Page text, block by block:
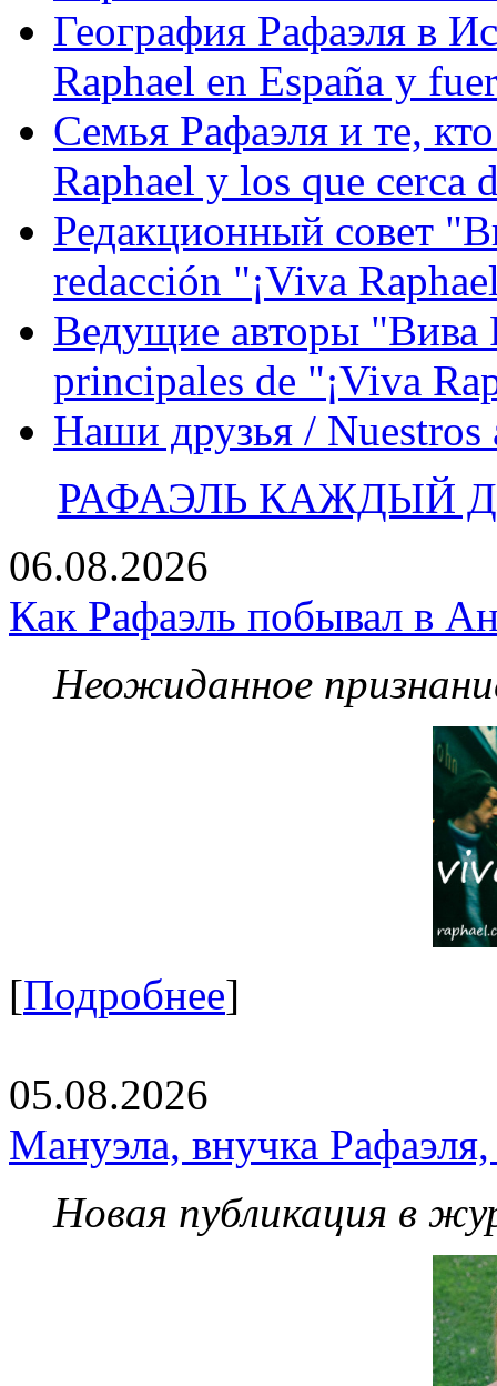
География Рафаэля в
Raphael en España y
Семья Рафаэля и те,
Raphael y los que cerca
Редакционный совет
redacción "¡Viva
Ведущие авторы "Вива
principales de "¡Viva
Наши друзья / Nuestros
РАФАЭЛЬ КАЖДЫЙ
06.08.2026
Как Рафаэль побывал в
Неожиданное
[Подробнее]
05.08.2026
Мануэла, внучка
Новая публикация в